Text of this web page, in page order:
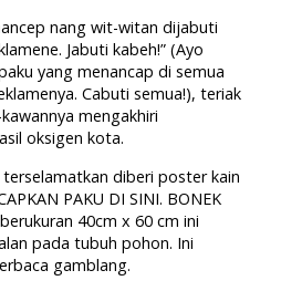
nang wit-witan dijabuti
Jabuti kabeh!” (Ayo
yang menancap di semua
Cabuti semua!), teriak
mengakhiri
oksigen kota.
diberi poster kain
PAKU DI SINI. BONEK
40cm x 60 cm ini
pada tubuh pohon. Ini
gamblang.